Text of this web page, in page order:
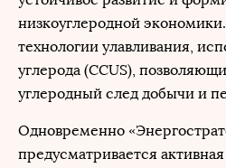
низкоуглеродной
технологии улавливания,
углерода (CCUS),
углеродный след добычи и
Одновременно
предусматривается